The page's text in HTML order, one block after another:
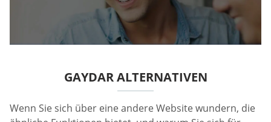
GAYDAR ALTERNATIVEN
Wenn Sie sich über eine andere Website wundern, die